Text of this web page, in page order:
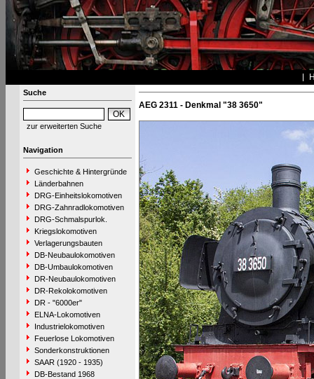
Suche
zur erweiterten Suche
Navigation
Geschichte & Hintergründe
Länderbahnen
DRG-Einheitslokomotiven
DRG-Zahnradlokomotiven
DRG-Schmalspurlok.
Kriegslokomotiven
Verlagerungsbauten
DB-Neubaulokomotiven
DB-Umbaulokomotiven
DR-Neubaulokomotiven
DR-Rekolokomotiven
DR - "6000er"
ELNA-Lokomotiven
Industrielokomotiven
Feuerlose Lokomotiven
Sonderkonstruktionen
SAAR (1920 - 1935)
DB-Bestand 1968
AEG 2311 - Denkmal "38 3650"